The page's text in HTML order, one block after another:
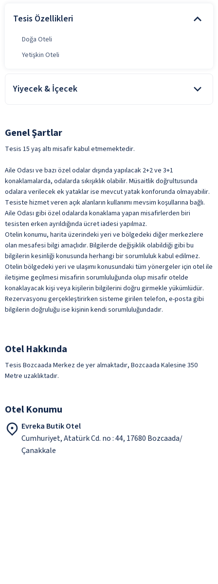
Tesis Özellikleri
Doğa Oteli
Yetişkin Oteli
Yiyecek & İçecek
Oda kahvaltı konaklamalarda, kahvaltı konsepte dahildir. Tesiste
alınan diğer yiyecek ve içecekler ücretlidir
Türk Kahvesi
Yerli Alkollü İçecek
ile belirtilen özellikler ücretlidir.
Genel Şartlar
Tesis 15 yaş altı misafir kabul etmemektedir.
Aile Odası ve bazı özel odalar dışında yapılacak 2+2 ve 3+1
konaklamalarda, odalarda sıkışıklık olabilir. Müsaitlik doğrultusunda
odalara verilecek ek yataklar ise mevcut yatak konforunda olmayabilir.
Tesiste hizmet veren açık alanların kullanımı mevsim koşullarına bağlı.
Aile Odası gibi özel odalarda konaklama yapan misafirlerden biri
tesisten erken ayrıldığında ücret iadesi yapılmaz.
Otelin konumu, harita üzerindeki yeri ve bölgedeki diğer merkezlere
olan mesafesi bilgi amaçlıdır. Bilgilerde değişiklik olabildiği gibi bu
bilgilerin kesinliği konusunda herhangi bir sorumluluk kabul edilmez.
Otelin bölgedeki yeri ve ulaşımı konusundaki tüm yönergeler için otel ile
iletişime geçilmesi misafirin sorumluluğunda olup misafir otelde
konaklayacak kişi veya kişilerin bilgilerini doğru girmekle yükümlüdür.
Rezervasyonu gerçekleştirirken sisteme girilen telefon, e-posta gibi
bilgilerin doğruluğu ise kişinin kendi sorumluluğundadır.
Otel Hakkında
Tesis Bozcaada Merkez de yer almaktadır, Bozcaada Kalesine 350
Metre uzaklıktadır.
Otel Konumu
Evreka Butik Otel
Cumhuriyet, Atatürk Cd. no : 44, 17680 Bozcaada/
Çanakkale